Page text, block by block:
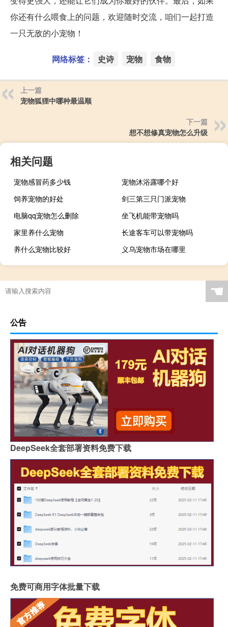
你还有什么喂食上的问题，欢迎随时交流，咱们一起打造
一只无敌的小宠物！
网络标签： 史诗 宠物 食物
上一篇
宠物狐狸中哪种最温顺
下一篇
想不想修真宠物怎么升级
相关问题
宠物感冒药多少钱
宠物沐浴露哪个好
饲养宠物的好处
剑三第三只门派宠物
电脑qq宠物怎么删除
坐飞机能带宠物吗
家里养什么宠物
长途客车可以带宠物吗
养什么宠物比较好
义乌宠物市场在哪里
☚
公告
DeepSeek全套部署资料免费下载
免费可商用字体批量下载